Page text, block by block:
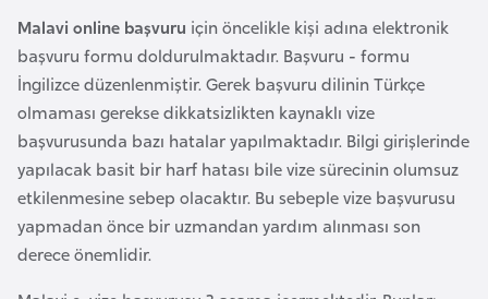
Malavi online başvuru için öncelikle kişi adına elektronik
başvuru formu doldurulmaktadır. Başvuru - formu
İngilizce düzenlenmiştir. Gerek başvuru dilinin Türkçe
olmaması gerekse dikkatsizlikten kaynaklı vize
başvurusunda bazı hatalar yapılmaktadır. Bilgi girişlerinde
yapılacak basit bir harf hatası bile vize sürecinin olumsuz
etkilenmesine sebep olacaktır. Bu sebeple vize başvurusu
yapmadan önce bir uzmandan yardım alınması son
derece önemlidir.
e
l
ç
i
k
a
B
e